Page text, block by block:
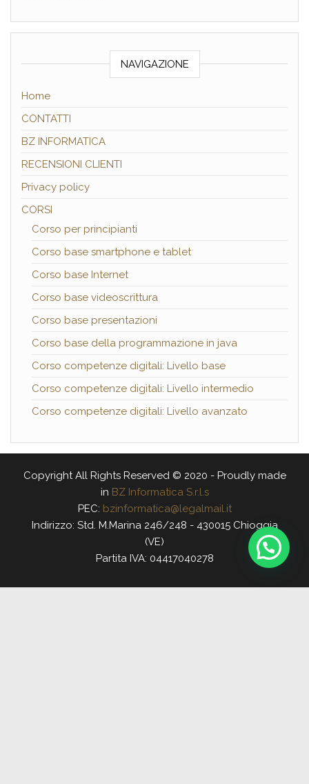
NAVIGAZIONE
Home
CONTATTI
BZ INFORMATICA
RECENSIONI CLIENTI
Privacy policy
CORSI
Corso per principianti
Corso base smartphone e tablet
Corso base Internet
Corso base videoscrittura
Corso base presentazioni
Corso base della programmazione in java
Corso competenze digitali: Livello base
Corso competenze digitali: Livello intermedio
Corso competenze digitali: Livello avanzato
Copyright All Rights Reserved © 2020 - Proudly made
in BZ Informatica S.r.l.s
PEC: bzinformatica@legalmail.it
Indirizzo: Std. M.Marina 246/248 - 430015 Chioggia
(VE)
Partita IVA: 04417040278